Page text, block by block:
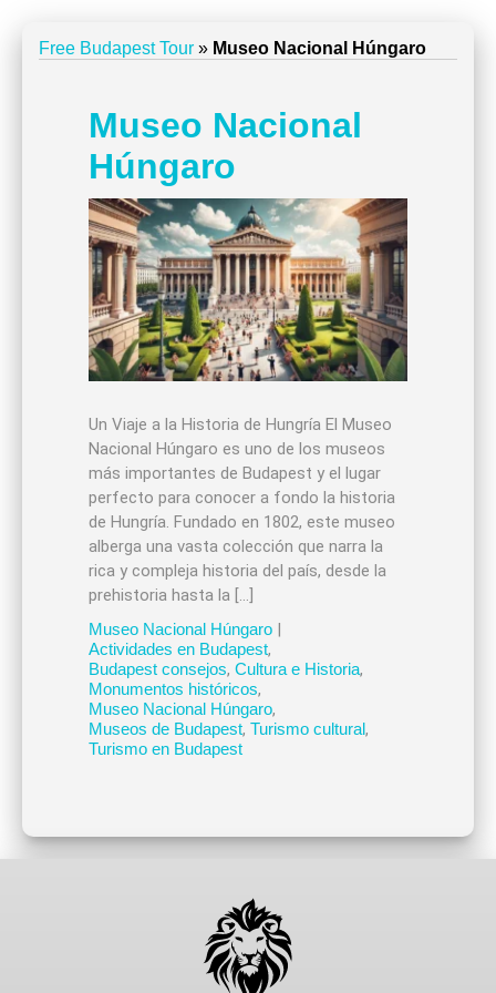
Free Budapest Tour » Museo Nacional Húngaro
Museo Nacional
Húngaro
Un Viaje a la Historia de Hungría El Museo
Nacional Húngaro es uno de los museos
más importantes de Budapest y el lugar
perfecto para conocer a fondo la historia
de Hungría. Fundado en 1802, este museo
alberga una vasta colección que narra la
rica y compleja historia del país, desde la
prehistoria hasta la […]
Museo Nacional Húngaro|
Actividades en Budapest,
Budapest consejos, Cultura e Historia,
Monumentos históricos,
Museo Nacional Húngaro,
Museos de Budapest, Turismo cultural,
Turismo en Budapest